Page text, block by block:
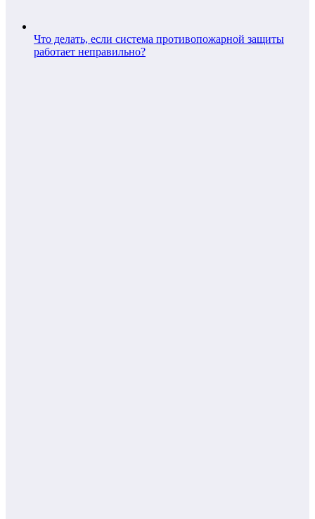
Что делать, если система противопожарной защиты
работает неправильно?